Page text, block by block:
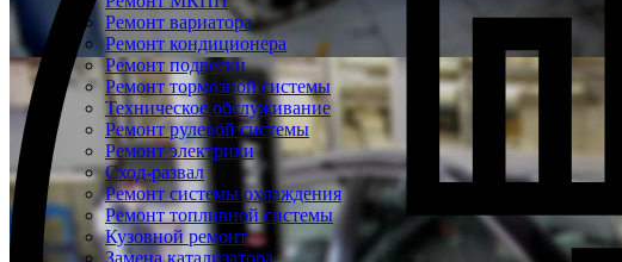
Ремонт вариатора
Ремонт кондиционера
Ремонт подвески
Ремонт тормозной системы
Техническое обслуживание
Ремонт рулевой системы
Ремонт электрики
Сход-развал
Ремонт системы охлаждения
Ремонт топливной системы
Кузовной ремонт
Замена катализатора